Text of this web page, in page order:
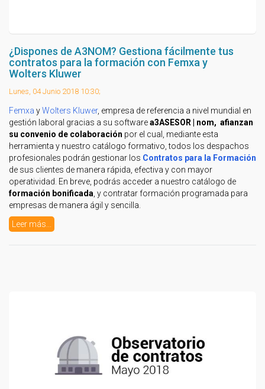
¿Dispones de A3NOM? Gestiona fácilmente tus
contratos para la formación con Femxa y
Wolters Kluwer
Lunes, 04 Junio 2018 10:30;
Femxa yWolters Kluwer, empresa de referencia a nivel mundial en
gestión laboral gracias a su softwarea3ASESOR | nom, afianzan
su convenio de colaboración por el cual, mediante esta
herramienta y nuestro catálogo formativo, todos los despachos
profesionales podrán gestionar los Contratos para la Formación
de sus clientes de manera rápida, efectiva y con mayor
operatividad. En breve, podrás acceder a nuestro catálogo de
formación bonificada , y contratar formación programada para
empresas de manera ágil y sencilla.
Leer más...